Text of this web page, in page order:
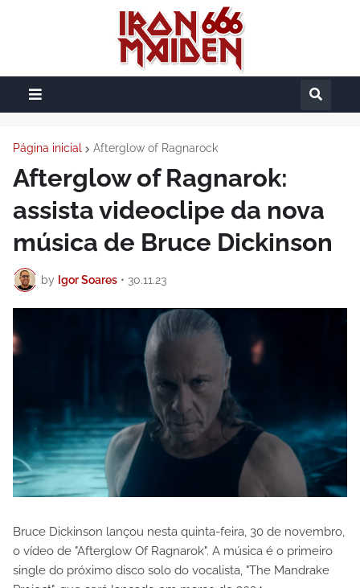
Página inicial Afterglow of Ragnarock
Afterglow of Ragnarok:
assista videoclipe da nova
música de Bruce Dickinson
by Igor Soares • 30.11.23
Bruce Dickinson lançou nesta quinta-feira, 30 de novembro,
o vídeo de "Afterglow Of Ragnarok". A música é o primeiro
single do próximo disco solo do vocalista, "The Mandrake